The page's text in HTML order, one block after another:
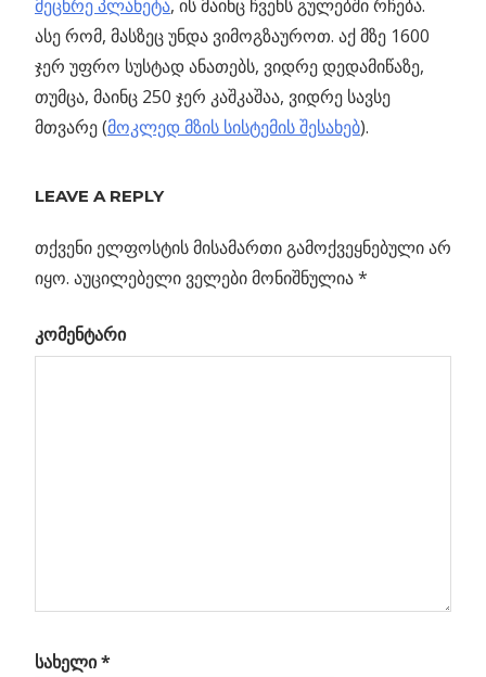
მეცხრე პლანეტა, ის მაინც ჩვენს გულებში რჩება.
ასე რომ, მასზეც უნდა ვიმოგზაუროთ. აქ მზე 1600
ჯერ უფრო სუსტად ანათებს, ვიდრე დედამიწაზე,
თუმცა, მაინც 250 ჯერ კაშკაშაა, ვიდრე სავსე
მთვარე (მოკლედ მზის სისტემის შესახებ).
ნავიგაცია
Previous
ვერა
რუბინი
LEAVE A REPLY
თქვენი ელფოსტის მისამართი გამოქვეყნებული არ
იყო. აუცილებელი ველები მონიშნულია*
კომენტარი
სახელი*